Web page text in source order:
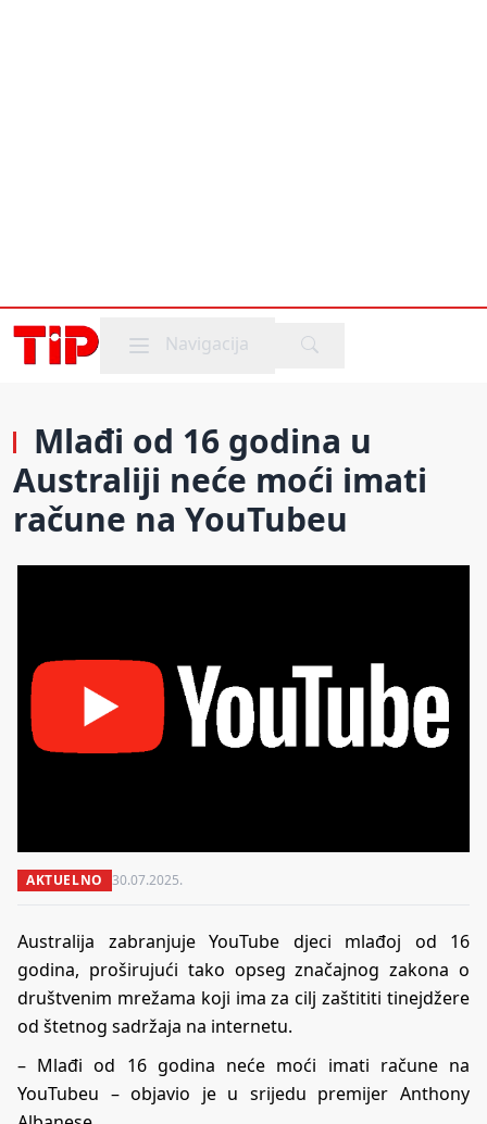
Mobile menu
Navigacija
Mlađi od 16 godina u
Australiji neće moći imati
račune na YouTubeu
AKTUELNO 30.07.2025.
Australija zabranjuje YouTube djeci mlađoj od 16
godina, proširujući tako opseg značajnog zakona o
društvenim mrežama koji ima za cilj zaštititi tinejdžere
od štetnog sadržaja na internetu.
– Mlađi od 16 godina neće moći imati račune na
YouTubeu – objavio je u srijedu premijer Anthony